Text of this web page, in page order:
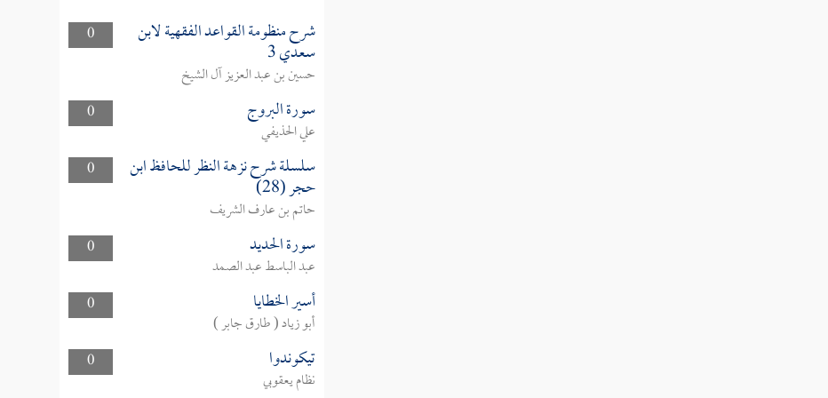
0 شرح منظومة القواعد الفقهية لابن
سعدي 3
حسين بن عبد العزيز آل الشيخ
0
سورة البروج
علي الحذيفي
0
سلسلة شرح نزهة النظر للحافظ ابن
حجر (28)
حاتم بن عارف الشريف
0
سورة الحديد
عبد الباسط عبد الصمد
0
أسير الخطايا
أبو زياد ( طارق جابر )
0
تيكوندوا
نظام يعقوبي